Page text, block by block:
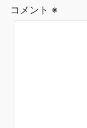
コメント ※